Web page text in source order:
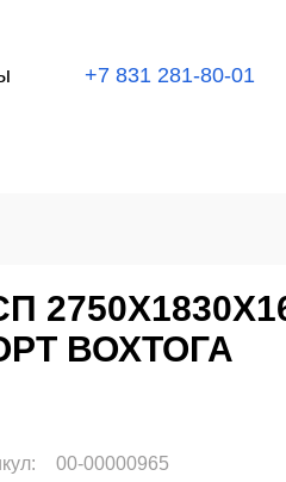
+7 831 281-80-01
ВОХТОГА
00-00000965